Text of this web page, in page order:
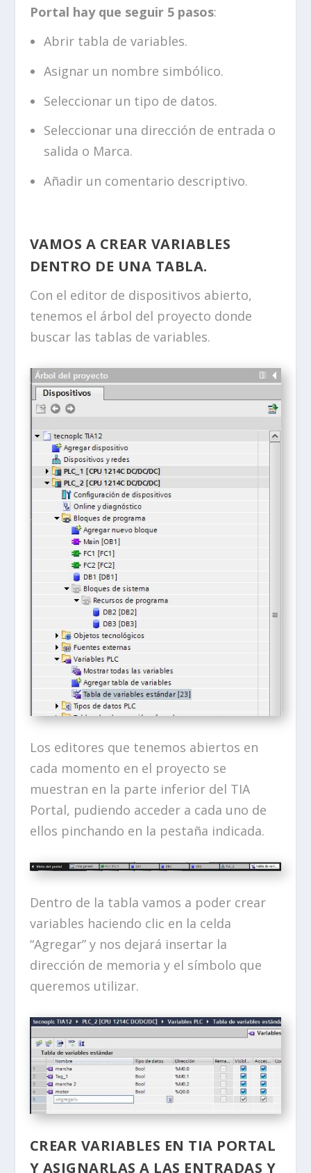
Portal hay que seguir 5 pasos:
Abrir tabla de variables.
Asignar un nombre simbólico.
Seleccionar un tipo de datos.
Seleccionar una dirección de entrada o
salida o Marca.
Añadir un comentario descriptivo.
VAMOS A CREAR VARIABLES
DENTRO DE UNA TABLA.
Con el editor de dispositivos abierto,
tenemos el árbol del proyecto donde
buscar las tablas de variables.
Los editores que tenemos abiertos en
cada momento en el proyecto se
muestran en la parte inferior del TIA
Portal, pudiendo acceder a cada uno de
ellos pinchando en la pestaña indicada.
Dentro de la tabla vamos a poder crear
variables haciendo clic en la celda
“Agregar” y nos dejará insertar la
dirección de memoria y el símbolo que
queremos utilizar.
CREAR VARIABLES EN TIA PORTAL
Y ASIGNARLAS A LAS ENTRADAS Y